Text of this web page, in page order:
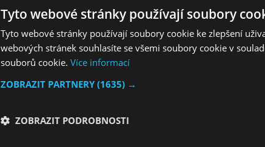
Tyto webové stránky používají soubory
Tyto webové stránky používají soubory cookie ke zlepšení
webových stránek souhlasíte se všemi soubory cookie v
souborů cookie. Více informací
ZOBRAZIT PARTNERY(1635) →
ZOBRAZIT PODROBNOSTI